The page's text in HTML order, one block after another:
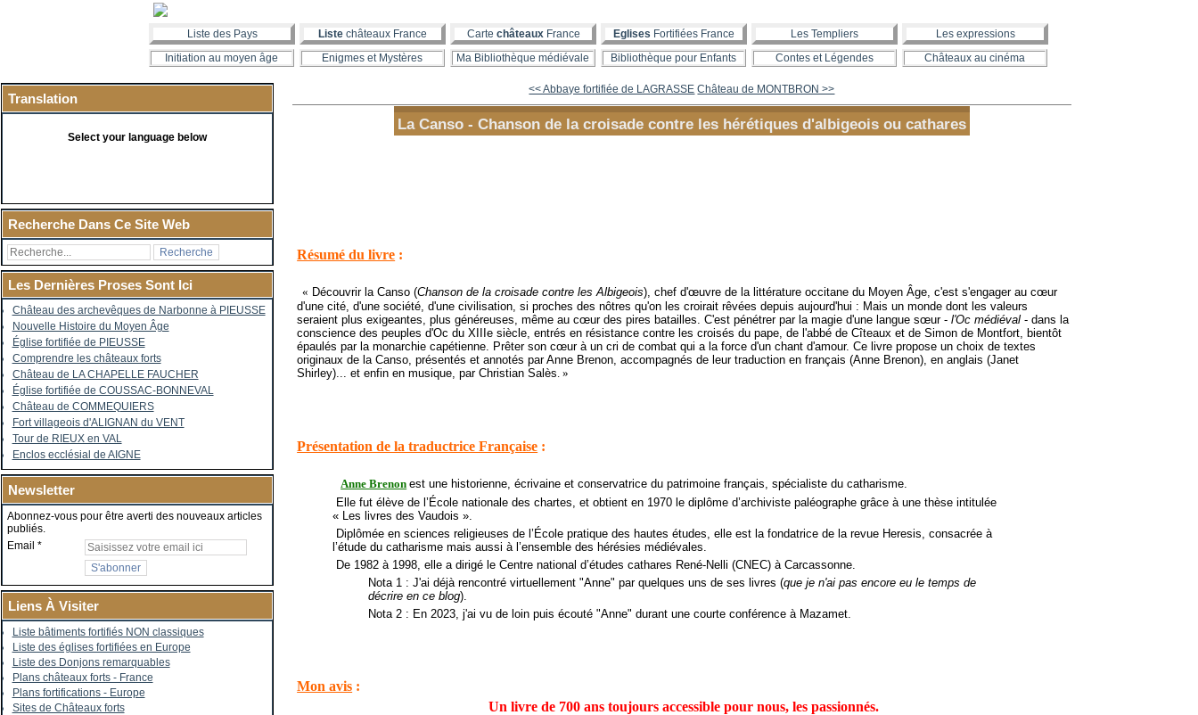
Liste des Pays Liste châteaux France Carte châteauxFrance Eglises Fortifiées France Les Templiers
Les expressions
Initiation au moyen âge
Enigmes et Mystères Ma Bibliothèque médiévale Bibliothèque pour Enfants Contes et Légendes Châteaux au cinéma
Translation
Select your language below
Recherche Dans Ce Site Web
Les Dernières Proses Sont Ici
Château des archevêques de Narbonne à PIEUSSE
Nouvelle Histoire du Moyen Âge
Église fortifiée de PIEUSSE
Comprendre les châteaux forts
Château de LA CHAPELLE FAUCHER
Église fortifiée de COUSSAC-BONNEVAL
Château de COMMEQUIERS
Fort villageois d'ALIGNAN du VENT
Tour de RIEUX en VAL
Enclos ecclésial de AIGNE
Newsletter
Abonnez-vous pour être averti des nouveaux articles
publiés.
Email
Liens À Visiter
Liste bâtiments fortifiés NON classiques
Liste des églises fortifiées en Europe
Liste des Donjons remarquables
Plans châteaux forts - France
Plans fortifications - Europe
Sites de Châteaux forts
<< Abbaye fortifiée de LAGRASSE Château de MONTBRON >>
La Canso - Chanson de la croisade contre les hérétiques d'albigeois ou cathares
Résumé du livre :
« Découvrir la Canso (Chanson de la croisade contre les Albigeois), chef d'œuvre de la littérature occitane du Moyen Âge, c'est s'engager au cœur
d'une cité, d'une société, d'une civilisation, si proches des nôtres qu'on les croirait rêvées depuis aujourd'hui : Mais un monde dont les valeurs
seraient plus exigeantes, plus généreuses, même au cœur des pires batailles. C'est pénétrer par la magie d'une langue sœur -l'Oc médiéval - dans la
conscience des peuples d'Oc du XIIIe siècle, entrés en résistance contre les croisés du pape, de l'abbé de Cîteaux et de Simon de Montfort, bientôt
épaulés par la monarchie capétienne. Prêter son cœur à un cri de combat qui a la force d'un chant d'amour. Ce livre propose un choix de textes
originaux de la Canso, présentés et annotés par Anne Brenon, accompagnés de leur traduction en français (Anne Brenon), en anglais (Janet
Shirley)... et enfin en musique, par Christian Salès . »
Présentation de la traductrice Française :
Anne Brenon est une historienne, écrivaine et conservatrice du patrimoine français, spécialiste du catharisme.
Elle fut élève de l’École nationale des chartes, et obtient en 1970 le diplôme d’archiviste paléographe grâce à une thèse intitulée
« Les livres des Vaudois ».
Diplômée en sciences religieuses de l’École pratique des hautes études, elle est la fondatrice de la revue Heresis, consacrée à
l’étude du catharisme mais aussi à l’ensemble des hérésies médiévales.
De 1982 à 1998, elle a dirigé le Centre national d’études cathares René-Nelli (CNEC) à Carcassonne.
Nota 1 : J'ai déjà rencontré virtuellement "Anne" par quelques uns de ses livres (que je n'ai pas encore eu le temps de
décrire en ce blog).
Nota 2 : En 2023, j'ai vu de loin puis écouté "Anne" durant une courte conférence à Mazamet.
Mon avis :
Un livre de 700 ans toujours accessible pour nous, les passionnés.